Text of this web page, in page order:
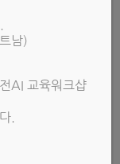
남)
AI 교육워크샵
.